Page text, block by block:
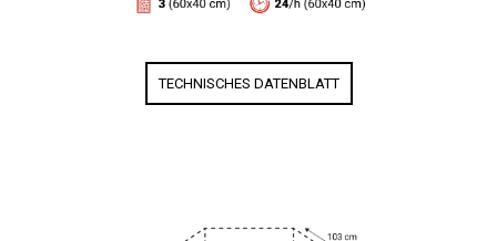
TECHNISCHES DATENBLATT